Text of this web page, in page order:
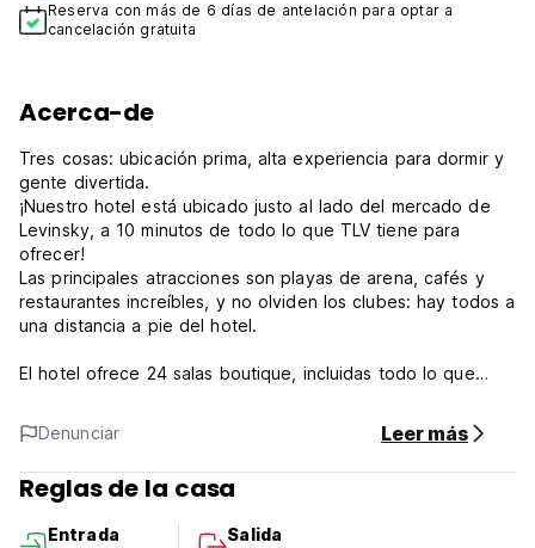
Reserva con más de 6 días de antelación para optar a
cancelación gratuita
Acerca-de
Tres cosas: ubicación prima, alta experiencia para dormir y
gente divertida.
¡Nuestro hotel está ubicado justo al lado del mercado de
Levinsky, a 10 minutos de todo lo que TLV tiene para
ofrecer!
Las principales atracciones son playas de arena, cafés y
restaurantes increíbles, y no olviden los clubes: hay todos a
una distancia a pie del hotel.
El hotel ofrece 24 salas boutique, incluidas todo lo que
habitaciones son adecuadas con una cama con clasificación
superior de tamaño queen, una cocina con una máquina de
café y un kit de té, un baño grande, a luz y un ambiente
acogedor.
compartida y un jardín compartido, donde puede pasar
Denunciar Leer más
Reglas de la casa
Entrada
Salida